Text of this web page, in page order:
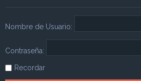
Nombre de Usuario:
Contraseña:
Recordar